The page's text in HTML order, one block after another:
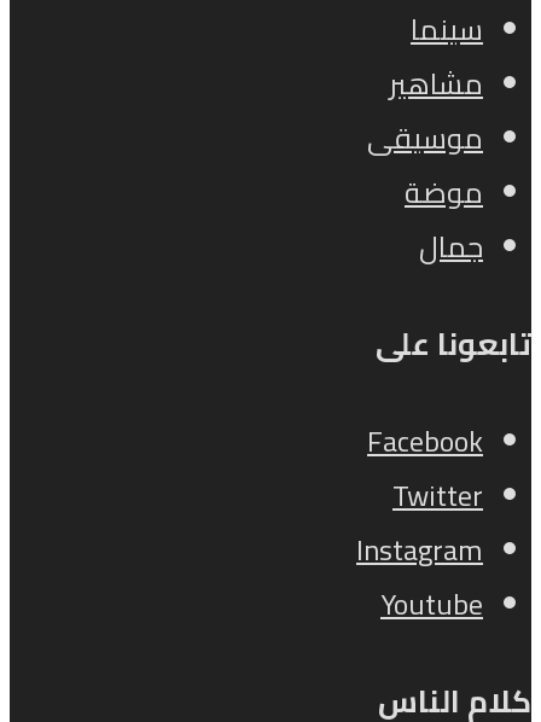
سينما
مشاهير
موسيقى
موضة
جمال
تابعونا على
Facebook
Twitter
Instagram
Youtube
كلام الناس